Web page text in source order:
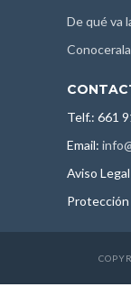
De qué va
Telf.: 661
Email:
Aviso Legal